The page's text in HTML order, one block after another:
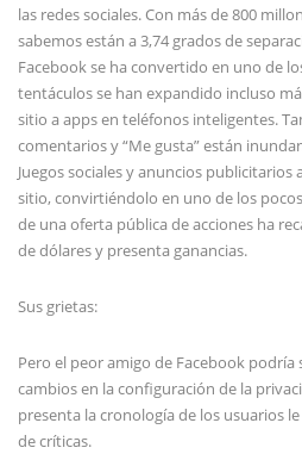
las redes sociales. Con más de 800
sabemos están a 3,74 grados de
Facebook se ha convertido en uno de
tentáculos se han expandido incluso
sitio a apps en teléfonos inteligentes.
comentarios y “Me gusta” están
Juegos sociales y anuncios publicitarios
sitio, convirtiéndolo en uno de los
de una oferta pública de acciones ha
de dólares y presenta ganancias.
Sus grietas:
Pero el peor amigo de Facebook
cambios en la configuración de la
presenta la cronología de los usuarios
de críticas.